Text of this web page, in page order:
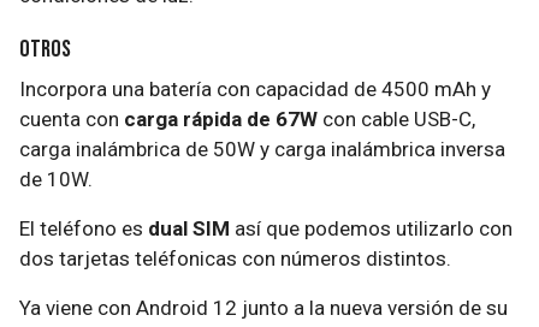
Otros
Incorpora una batería con capacidad de 4500 mAh y
cuenta con carga rápida de 67W con cable USB-C,
carga inalámbrica de 50W y carga inalámbrica inversa
de 10W.
El teléfono es dual SIM así que podemos utilizarlo con
dos tarjetas teléfonicas con números distintos.
Ya viene con Android 12 junto a la nueva versión de su